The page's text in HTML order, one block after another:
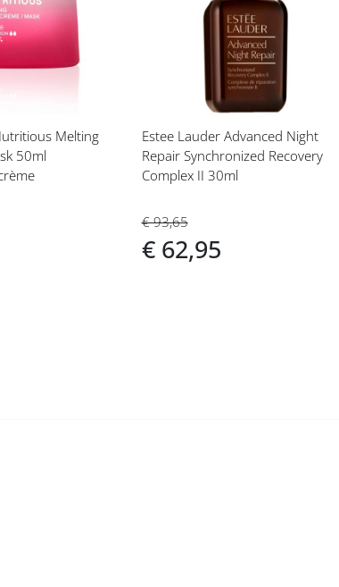
Melting
50ml
verlanglijst
Estee Lauder Advanced Night
Repair Synchronized Recovery
Complex II 30ml
€ 93,65
€ 62,95